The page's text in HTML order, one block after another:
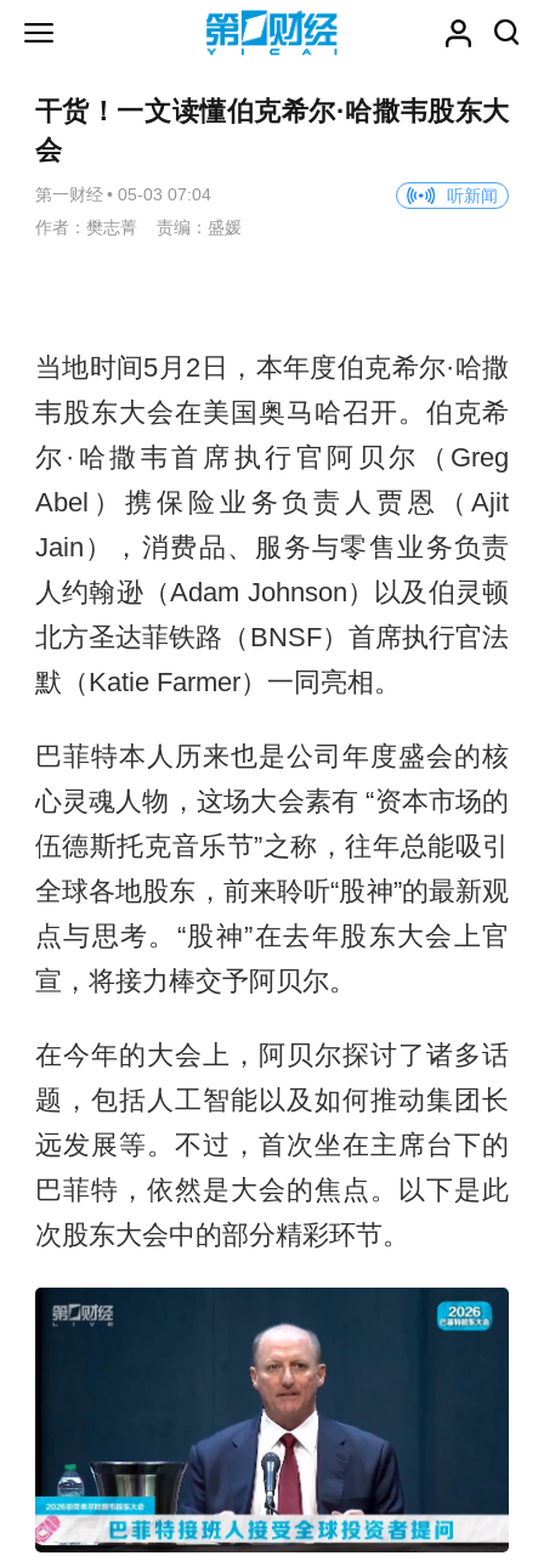
干货！一文读懂伯克希尔·哈撒韦股东大
会
第一财经 • 05-03 07:04
听新闻
作者：樊志菁 责编：盛媛
当地时间5月2日，本年度伯克希尔·哈撒
韦股东大会在美国奥马哈召开。伯克希
尔·哈撒韦首席执行官阿贝尔（Greg
Abel）携保险业务负责人贾恩（Ajit
Jain），消费品、服务与零售业务负责
人约翰逊（Adam Johnson）以及伯灵顿
北方圣达菲铁路（BNSF）首席执行官法
默（Katie Farmer）一同亮相。
巴菲特本人历来也是公司年度盛会的核
心灵魂人物，这场大会素有 “资本市场的
伍德斯托克音乐节”之称，往年总能吸引
全球各地股东，前来聆听“股神”的最新观
点与思考。“股神”在去年股东大会上官
宣，将接力棒交予阿贝尔。
在今年的大会上，阿贝尔探讨了诸多话
题，包括人工智能以及如何推动集团长
远发展等。不过，首次坐在主席台下的
巴菲特，依然是大会的焦点。以下是此
次股东大会中的部分精彩环节。